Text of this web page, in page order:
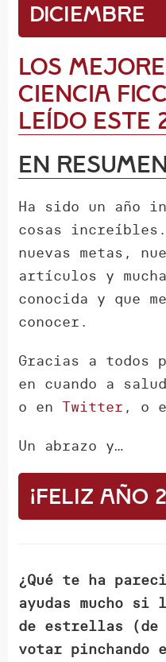
Diciembre
Los
Ciencia
leído este
En
Ha sido un año
cosas
nuevas metas,
artículos y
conocida y que
conocer.
Gracias a todos
en cuando a
o en Twitter , o
Un abrazo y…
¡Feliz Año
¿Qué te ha
ayudas mucho si
de estrellas (de
votar pinchando